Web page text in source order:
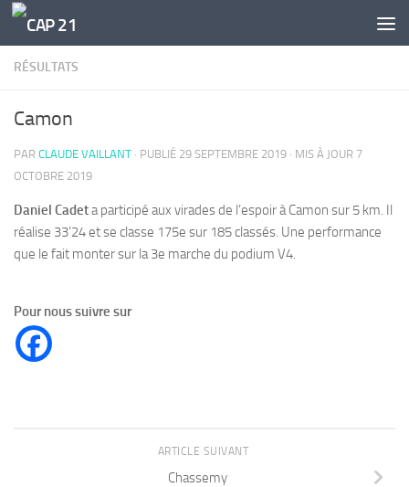
Skip to content
RÉSULTATS
Camon
PAR CLAUDE VAILLANT · PUBLIÉ 29 SEPTEMBRE 2019 · MIS À JOUR 7
OCTOBRE 2019
Daniel Cadeta participé aux virades de l’espoir à Camon sur 5 km. Il
réalise 33’24 et se classe 175e sur 185 classés. Une performance
que le fait monter sur la 3e marche du podium V4.
Pour nous suivre sur
ARTICLE SUIVANT
Chassemy